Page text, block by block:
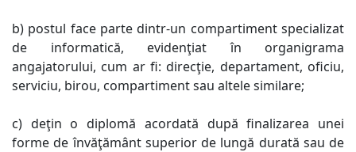
b) postul face parte dintr-un compartiment specializat
de informatică, evidenţiat în organigrama
angajatorului, cum ar fi: direcţie, departament, oficiu,
serviciu, birou, compartiment sau altele similare;
c) deţin o diplomă acordată după finalizarea unei
forme de învăţământ superior de lungă durată sau de